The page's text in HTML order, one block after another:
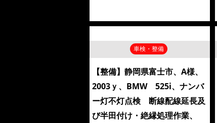
車検・整備
【整備】静岡県富士市、A様、
2003ｙ、BMW 525i、ナンバ
ー灯不灯点検 断線配線延長及
び半田付け・絶縁処理作業、